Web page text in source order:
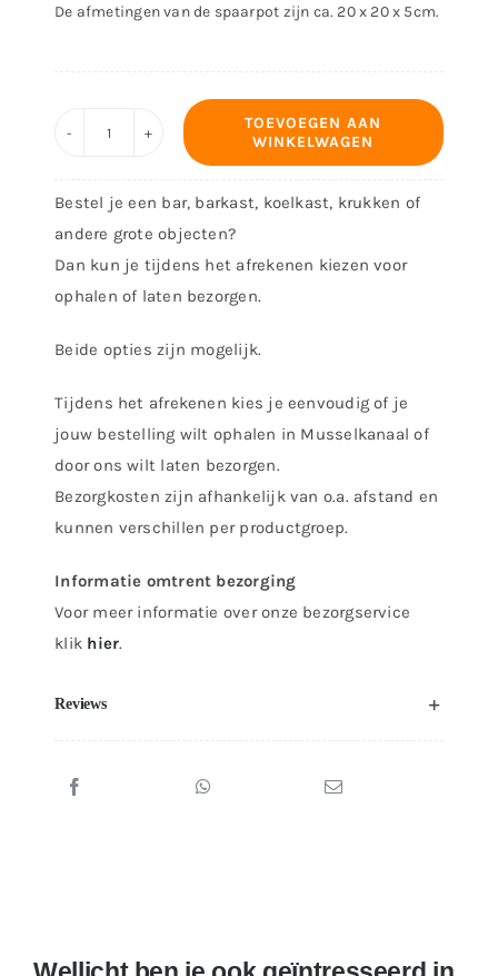
De afmetingen van de spaarpot zijn ca. 20 x 20 x 5cm.
bier
aantal
TOEVOEGEN AAN
WINKELWAGEN
Bestel je een bar, barkast, koelkast, krukken of
andere grote objecten?
Dan kun je tijdens het afrekenen kiezen voor
ophalen of laten bezorgen.
Beide opties zijn mogelijk.
Tijdens het afrekenen kies je eenvoudig of je
jouw bestelling wilt ophalen in Musselkanaal of
door ons wilt laten bezorgen.
Bezorgkosten zijn afhankelijk van o.a. afstand en
kunnen verschillen per productgroep.
Informatie omtrent bezorging
Voor meer informatie over onze bezorgservice
klik hier.
Reviews